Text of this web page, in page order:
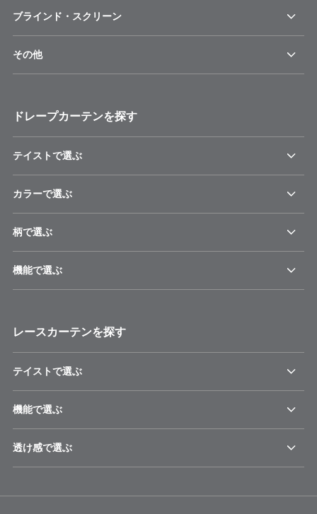
ブラインド・スクリーン
その他
ドレープカーテンを探す
テイストで選ぶ
カラーで選ぶ
柄で選ぶ
機能で選ぶ
レースカーテンを探す
テイストで選ぶ
機能で選ぶ
透け感で選ぶ